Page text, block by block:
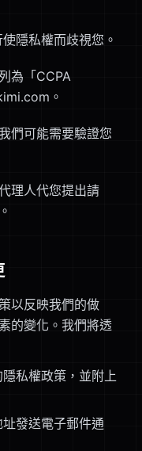
隱私權而歧視您。
為「CCPA
。
們可能需要驗證您
理人代您提出請
以反映我們的做
的變化。我們將透
私權政策，並附上
發送電子郵件通